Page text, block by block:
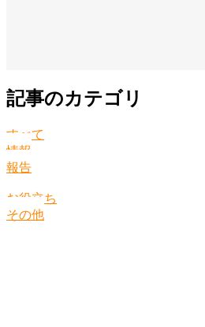
記事のカテゴリ
すべて
情報
報告
お役立ち
その他